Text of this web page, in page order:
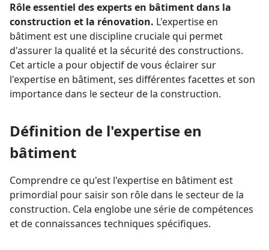
Rôle essentiel des experts en bâtiment dans la
construction et la rénovation. L'expertise en
bâtiment est une discipline cruciale qui permet
d'assurer la qualité et la sécurité des constructions.
Cet article a pour objectif de vous éclairer sur
l'expertise en bâtiment, ses différentes facettes et son
importance dans le secteur de la construction.
Définition de l'expertise en
bâtiment
Comprendre ce qu'est l'expertise en bâtiment est
primordial pour saisir son rôle dans le secteur de la
construction. Cela englobe une série de compétences
et de connaissances techniques spécifiques.